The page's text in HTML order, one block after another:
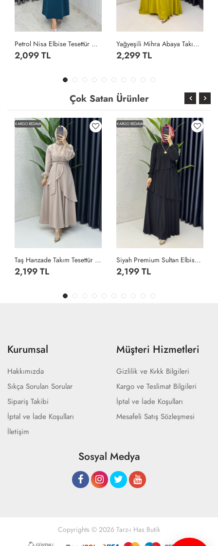
Petrol Nisa Elbise Tesettür Giyim Petrol Yeşili
2,099 TL
Yağyeşili Mihra Abaya Takım Tesettür Giyim Yağ Yeşili
2,299 TL
Çok Satan Ürünler
KARGO BEDAVA
Taş Hanzade Takım Tesettür Giyim Taş Rengi
2,199 TL
KARGO BEDAVA
Siyah Premium Sultan Elbise Tesettür Giyim Siyah
2,199 TL
Kurumsal
Hakkımızda
Sıkça Sorulan Sorular
Sipariş Takibi
İptal ve İade Koşulları
İletişim
Müşteri Hizmetleri
Gizlilik ve Kvkk Bilgileri
Kargo ve Teslimat Bilgileri
İptal ve İade Koşulları
Mesafeli Satış Sözleşmesi
Sosyal Medya
Copyrights © 2026 Tarz-ı Has Butik